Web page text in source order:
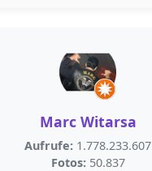
Marc Witarsa
Aufrufe: 1.778.233.607
Fotos: 50.837